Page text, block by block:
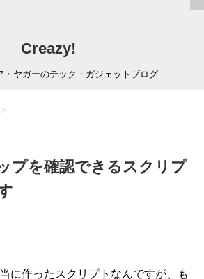
Creazy!
・ヤガーのテック・ガジェットブログ
>
プを確認できるスクリプ
に作ったスクリプトなんですが、も